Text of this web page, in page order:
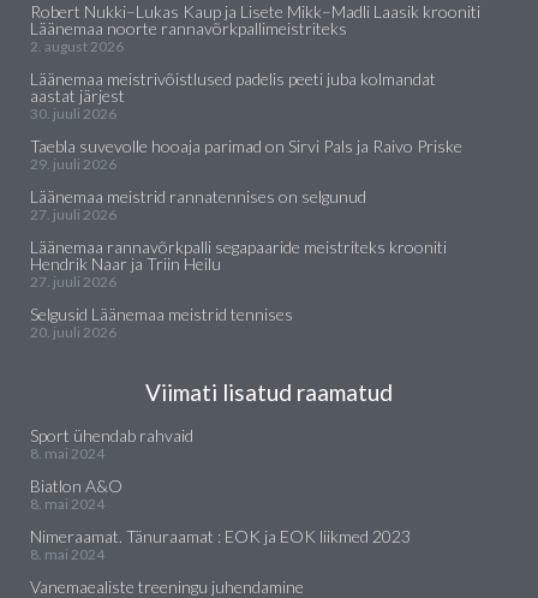
Robert Nukki–Lukas Kaup ja Lisete Mikk–Madli Laasik krooniti
Läänemaa noorte rannavõrkpallimeistriteks
2. august 2026
Läänemaa meistrivõistlused padelis peeti juba kolmandat
aastat järjest
30. juuli 2026
Taebla suvevolle hooaja parimad on Sirvi Pals ja Raivo Priske
29. juuli 2026
Läänemaa meistrid rannatennises on selgunud
27. juuli 2026
Läänemaa rannavõrkpalli segapaaride meistriteks krooniti
Hendrik Naar ja Triin Heilu
27. juuli 2026
Selgusid Läänemaa meistrid tennises
20. juuli 2026
Viimati lisatud raamatud
Sport ühendab rahvaid
8. mai 2024
Biatlon A&O
8. mai 2024
Nimeraamat. Tänuraamat : EOK ja EOK liikmed 2023
8. mai 2024
Vanemaealiste treeningu juhendamine